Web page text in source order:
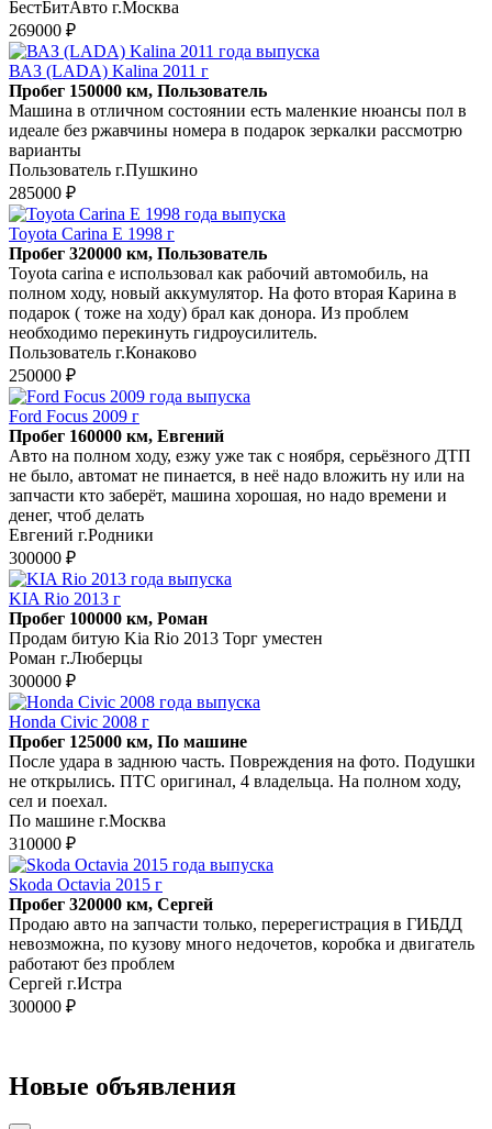
БестБитАвто г.Москва
269000 ₽
ВАЗ (LADA) Kalina 2011 г
Пробег 150000 км, Пользователь
Машина в отличном состоянии есть маленкие нюансы пол в
идеале без ржавчины номера в подарок зеркалки рассмотрю
варианты
Пользователь г.Пушкино
285000 ₽
Toyota Carina E 1998 г
Пробег 320000 км, Пользователь
Toyota carina e использовал как рабочий автомобиль, на
полном ходу, новый аккумулятор. На фото вторая Карина в
подарок ( тоже на ходу) брал как донора. Из проблем
необходимо перекинуть гидроусилитель.
Пользователь г.Конаково
250000 ₽
Ford Focus 2009 г
Пробег 160000 км, Евгений
Авто на полном ходу, езжу уже так с ноября, серьёзного ДТП
не было, автомат не пинается, в неё надо вложить ну или на
запчасти кто заберёт, машина хорошая, но надо времени и
денег, чтоб делать
Евгений г.Родники
300000 ₽
KIA Rio 2013 г
Пробег 100000 км, Роман
Продам битую Kia Rio 2013 Торг уместен
Роман г.Люберцы
300000 ₽
Honda Civic 2008 г
Пробег 125000 км, По машине
После удара в заднюю часть. Повреждения на фото. Подушки
не открылись. ПТС оригинал, 4 владельца. На полном ходу,
сел и поехал.
По машине г.Москва
310000 ₽
Skoda Octavia 2015 г
Пробег 320000 км, Сергей
Продаю авто на запчасти только, перерегистрация в ГИБДД
невозможна, по кузову много недочетов, коробка и двигатель
работают без проблем
Сергей г.Истра
300000 ₽
Новые объявления